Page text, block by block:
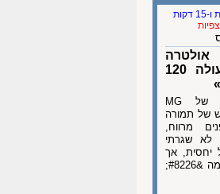
אולטרה
שימושית והיא עולה 120
המשפחתית החדשה של MG
של תמורה
מרווח,
לא שגרתי
יחסית, אך
בינתיים זו הצעה מרשימה &#8226;